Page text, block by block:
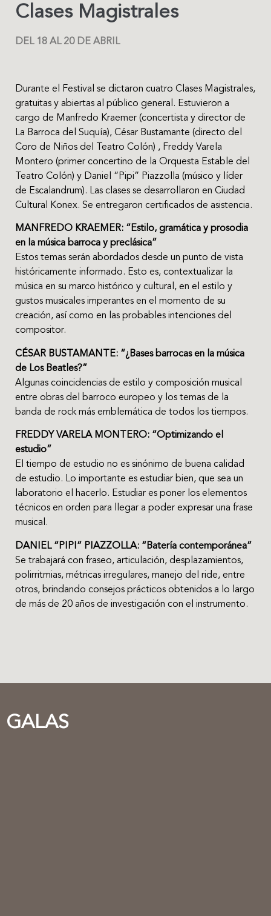
Clases Magistrales
DEL 18 AL 20 DE ABRIL
Durante el Festival se dictaron cuatro Clases Magistrales,
gratuitas y abiertas al público general. Estuvieron a
cargo de Manfredo Kraemer (concertista y director de
La Barroca del Suquía), César Bustamante (directo del
Coro de Niños del Teatro Colón) , Freddy Varela
Montero (primer concertino de la Orquesta Estable del
Teatro Colón) y Daniel “Pipi” Piazzolla (músico y líder
de Escalandrum). Las clases se desarrollaron en Ciudad
Cultural Konex. Se entregaron certificados de asistencia.
MANFREDO KRAEMER: “Estilo, gramática y prosodia
en la música barroca y preclásica”
Estos temas serán abordados desde un punto de vista
históricamente informado. Esto es, contextualizar la
música en su marco histórico y cultural, en el estilo y
gustos musicales imperantes en el momento de su
creación, así como en las probables intenciones del
compositor.
CÉSAR BUSTAMANTE: “¿Bases barrocas en la música
de Los Beatles?”
Algunas coincidencias de estilo y composición musical
entre obras del barroco europeo y los temas de la
banda de rock más emblemática de todos los tiempos.
FREDDY VARELA MONTERO: “Optimizando el
estudio”
El tiempo de estudio no es sinónimo de buena calidad
de estudio. Lo importante es estudiar bien, que sea un
laboratorio el hacerlo. Estudiar es poner los elementos
técnicos en orden para llegar a poder expresar una frase
musical.
DANIEL “PIPI” PIAZZOLLA: “Batería contemporánea”
Se trabajará con fraseo, articulación, desplazamientos,
polirritmias, métricas irregulares, manejo del ride, entre
otros, brindando consejos prácticos obtenidos a lo largo
de más de 20 años de investigación con el instrumento.
GALAS